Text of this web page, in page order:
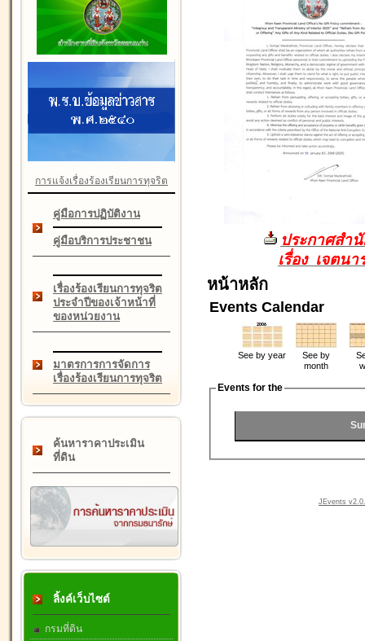
การแจ้งเรื่องร้องเรียนการทุจริต
คู่มือการปฏิบัติงาน
คู่มือบริการประชาชน
เรื่องร้องเรียนการทุจริต
ประจำปีของเจ้าหน้าที่
ของหน่วยงาน
มาตรการการจัดการ
เรื่องร้องเรียนการทุจริต
ค้นหาราคาประเมิน
ที่ดิน
ลิ้งค์เว็บไซต์
กรมที่ดิน
ประกาศสำ
เรื่อง เจตน
หน้าหลัก
Events Calendar
See by year
See by
month
Events for the
JEvents